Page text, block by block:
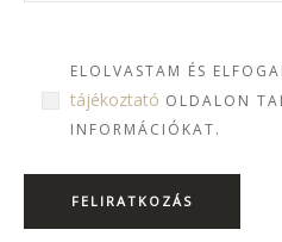
ELOLVASTAM ÉS
tájékoztató OLDALON
INFORMÁCIÓKAT.